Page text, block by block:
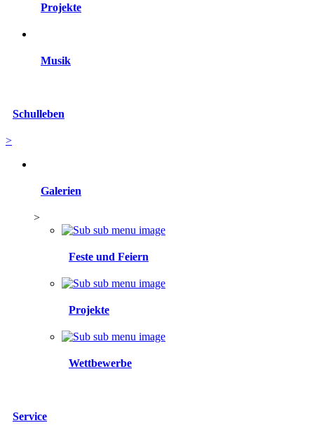
Projekte
Musik
Schulleben
>
Galerien
>
Feste und Feiern
Projekte
Wettbewerbe
Service